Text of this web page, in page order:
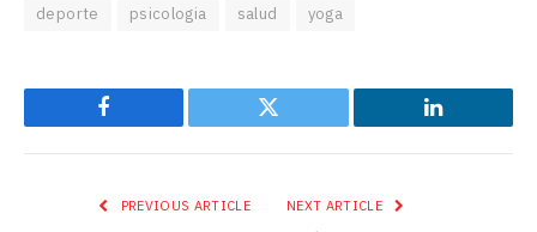
deporte psicologia salud yoga
Facebook Twitter LinkedIn
PREVIOUS ARTICLE NEXT ARTICLE